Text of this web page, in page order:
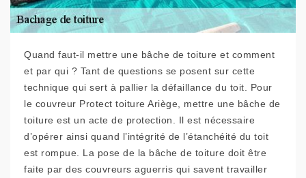
Quand faut-il mettre une bâche de toiture et comment
et par qui ? Tant de questions se posent sur cette
technique qui sert à pallier la défaillance du toit. Pour
le couvreur Protect toiture Ariège, mettre une bâche de
toiture est un acte de protection. Il est nécessaire
d’opérer ainsi quand l’intégrité de l’étanchéité du toit
est rompue. La pose de la bâche de toiture doit être
faite par des couvreurs aguerris qui savent travailler